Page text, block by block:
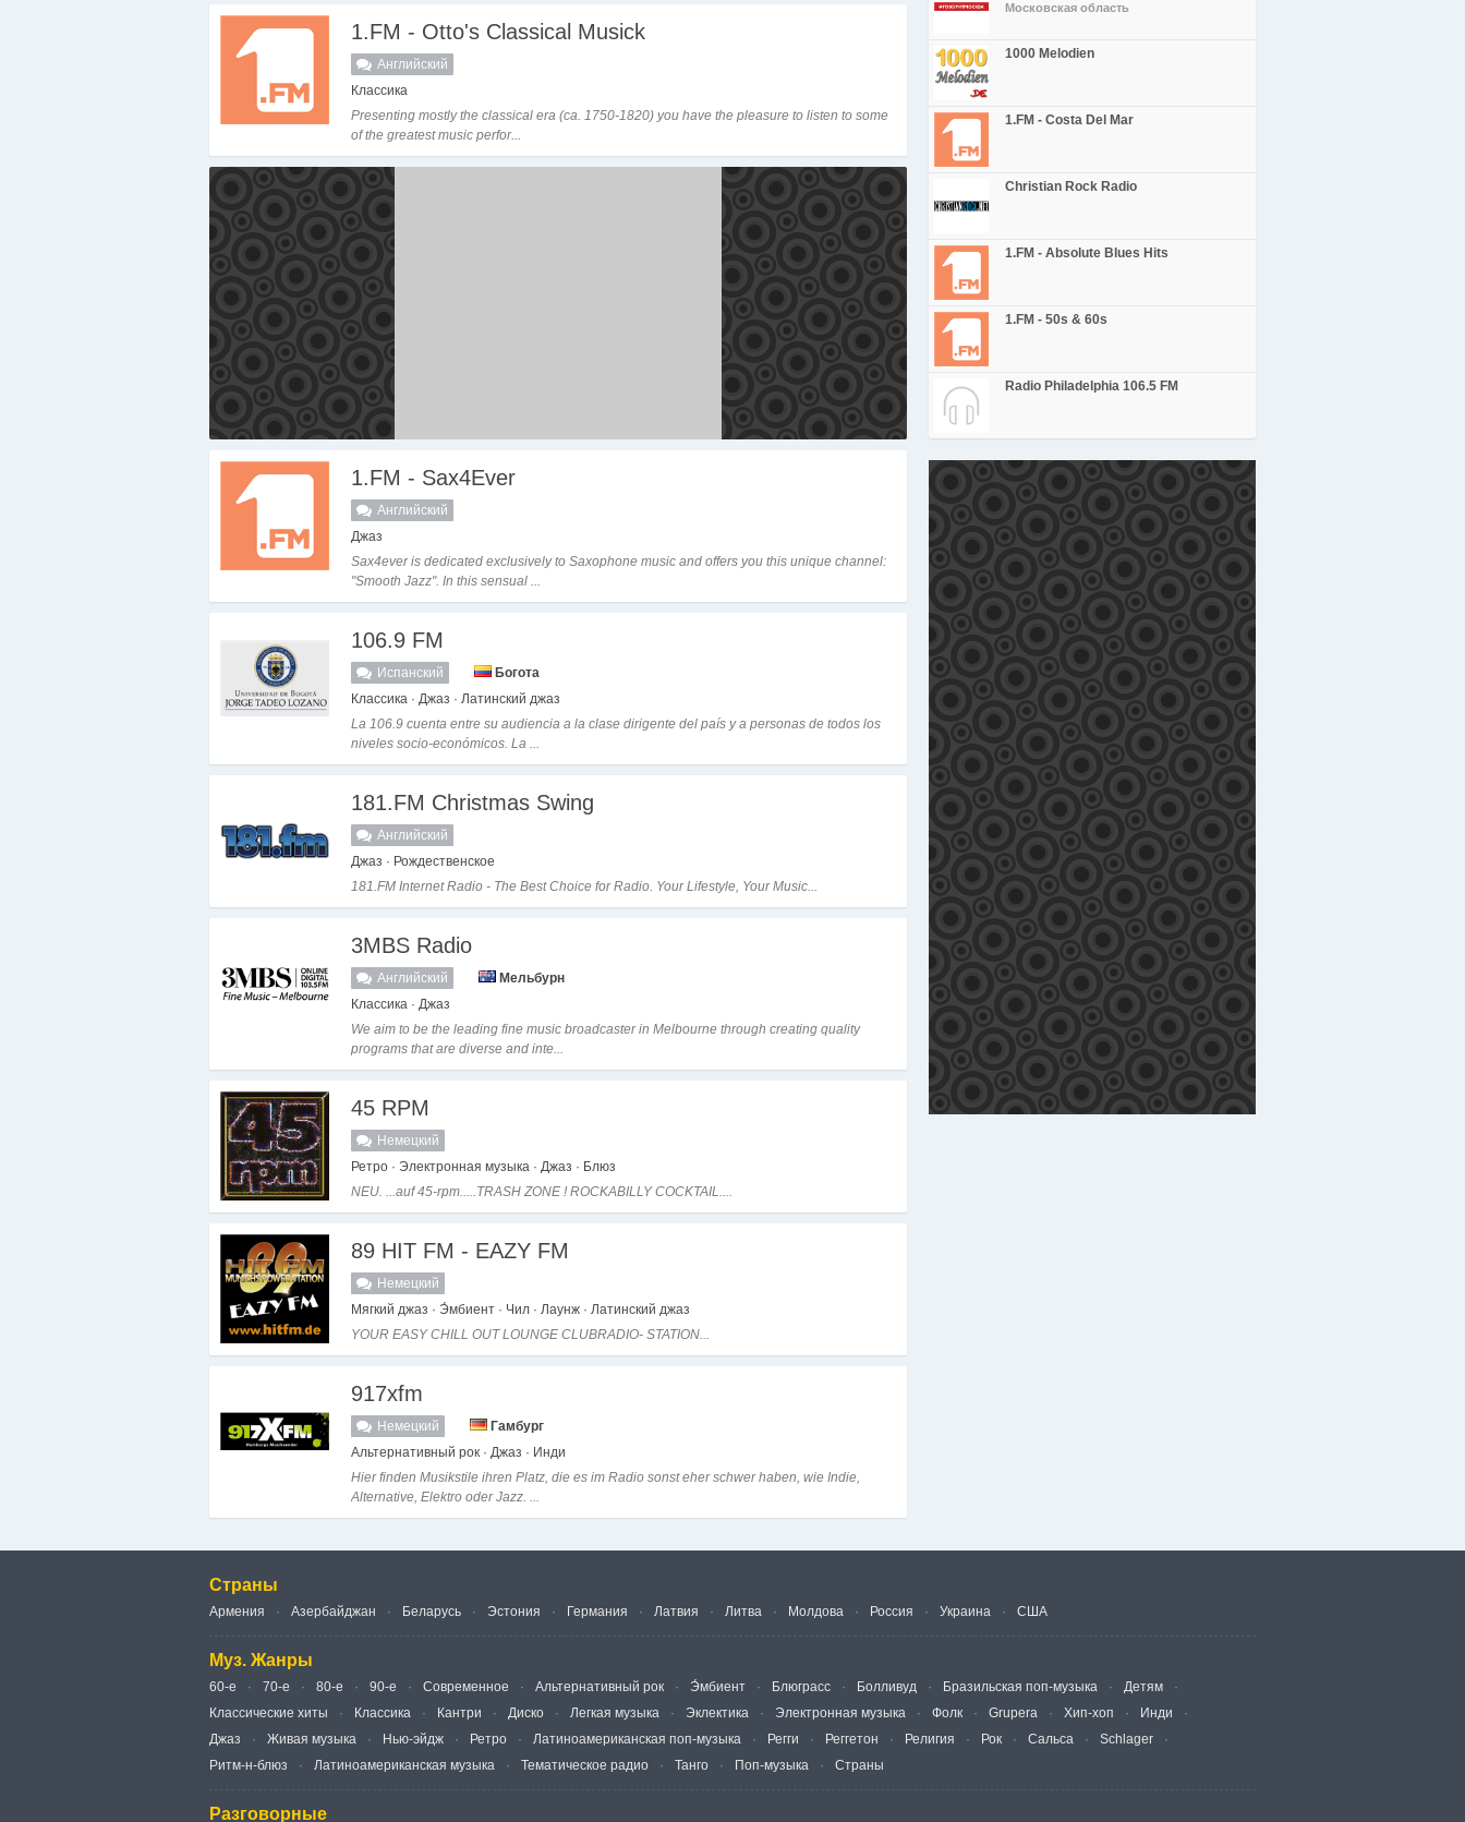
1.FM - Otto's Classical Musick
Английский
Классика
Presenting mostly the classical era (ca. 1750-1820) you have the pleasure to listen to some
of the greatest music perfor...
1.FM - Sax4Ever
Английский
Джаз
Sax4ever is dedicated exclusively to Saxophone music and offers you this unique channel:
"Smooth Jazz". In this sensual ...
106.9 FM
Испанский
Богота
Классика · Джаз · Латинский джаз
La 106.9 cuenta entre su audiencia a la clase dirigente del país y a personas de todos los
niveles socio-económicos. La ...
181.FM Christmas Swing
Английский
Джаз · Рождественское
181.FM Internet Radio - The Best Choice for Radio. Your Lifestyle, Your Music...
3MBS Radio
Английский
Мельбурн
Классика · Джаз
We aim to be the leading fine music broadcaster in Melbourne through creating quality
programs that are diverse and inte...
45 RPM
Немецкий
Ретро · Электронная музыка · Джаз · Блюз
NEU. ...auf 45-rpm.....TRASH ZONE ! ROCKABILLY COCKTAIL....
89 HIT FM - EAZY FM
Немецкий
Мягкий джаз · Э́мбиент · Чил · Лаунж · Латинский джаз
YOUR EASY CHILL OUT LOUNGE CLUBRADIO- STATION...
917xfm
Немецкий
Гамбург
Альтернативный рок · Джаз · Инди
Hier finden Musikstile ihren Platz, die es im Radio sonst eher schwer haben, wie Indie,
Alternative, Elektro oder Jazz. ...
Московская область
1000 Melodien
1.FM - Costa Del Mar
Christian Rock Radio
1.FM - Absolute Blues Hits
1.FM - 50s & 60s
Radio Philadelphia 106.5 FM
Страны
Армения Азербайджан Беларусь Эстония Германия Латвия Литва Молдова Россия Украина США
Муз. Жанры
60-е 70-е 80-е 90-е Современное Альтернативный рок Э́мбиент Блюграсс Болливуд Бразильская поп-музыка
Детям
Классические хиты
Классика Кантри Диско Легкая музыка Эклектика Электронная музыка Фолк Grupera Хип-хоп
Инди
Джаз
Живая музыка Нью-эйдж Ретро Латиноамериканская поп-музыка Регги Реггетон Религия Рок Сальса
Schlager
Ритм-н-блюз
Латиноамериканская музыка Тематическое радио Танго Поп-музыка Страны
Разговорные